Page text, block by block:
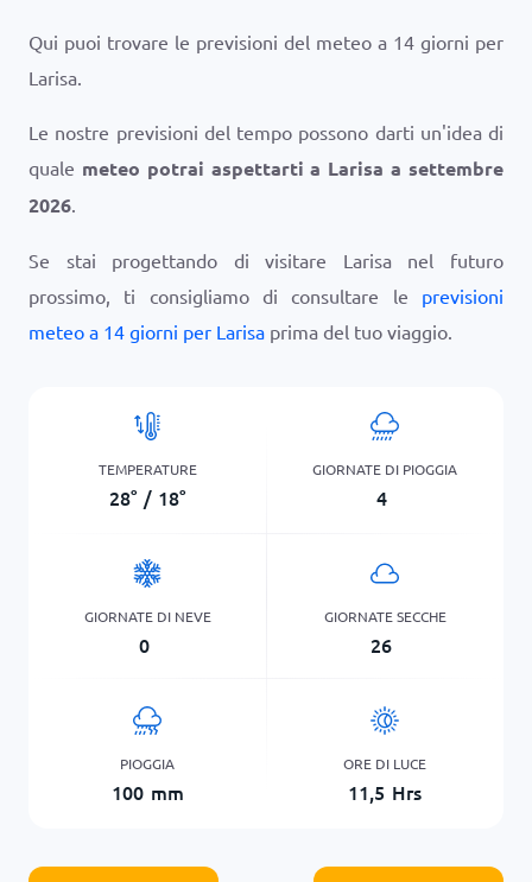
Qui puoi trovare le previsioni del meteo a 14 giorni per
Larisa.
Le nostre previsioni del tempo possono darti un'idea di
quale meteo potrai aspettarti a Larisa a settembre
2026.
Se stai progettando di visitare Larisa nel futuro
prossimo, ti consigliamo di consultare le previsioni
meteo a 14 giorni per Larisa prima del tuo viaggio.
TEMPERATURE
28° / 18°
GIORNATE DI PIOGGIA
4
GIORNATE DI NEVE
0
GIORNATE SECCHE
26
PIOGGIA
100 mm
ORE DI LUCE
11,5 Hrs